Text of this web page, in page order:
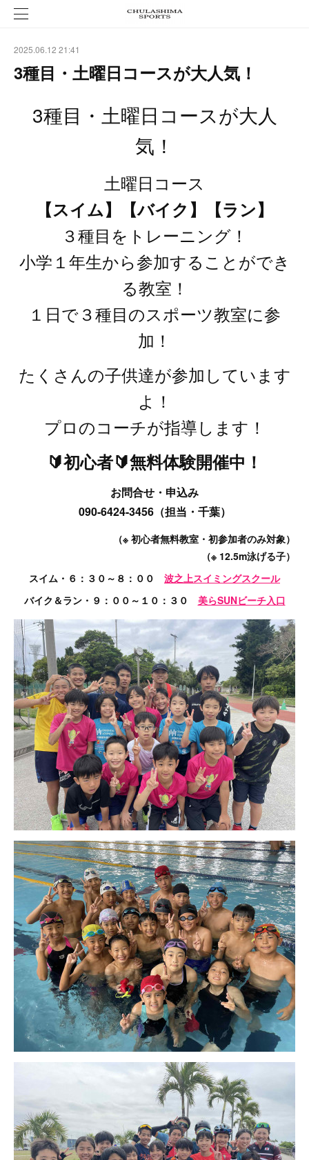
2025.06.12 21:41
3種目・土曜日コースが大人気！
3種目・土曜日コースが大人
気！
土曜日コース
【スイム】【バイク】【ラン】
３種目をトレーニング！
小学１年生から参加することができ
る教室！
１日で３種目のスポーツ教室に参
加！
たくさんの子供達が参加しています
よ！
プロのコーチが指導します！
🔰初心者🔰無料体験開催中！
お問合せ・申込み
090-6424-3456（担当・千葉）
（※ 初心者無料教室・初参加者のみ対象）
（※ 12.5m泳げる子）
スイム・６：３０～８：００ 波之上スイミングスクール
バイク＆ラン・９：００～１０：３０ 美らSUNビーチ入口